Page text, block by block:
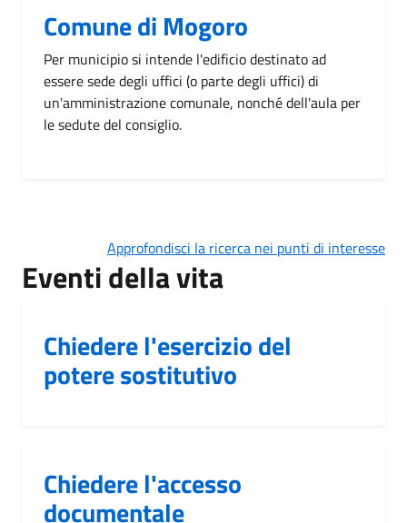
Comune di Mogoro
Per municipio si intende l'edificio destinato ad
essere sede degli uffici (o parte degli uffici) di
un'amministrazione comunale, nonché dell'aula per
le sedute del consiglio.
Approfondisci la ricerca nei punti di interesse
Eventi della vita
Chiedere l'esercizio del
potere sostitutivo
Chiedere l'accesso
documentale